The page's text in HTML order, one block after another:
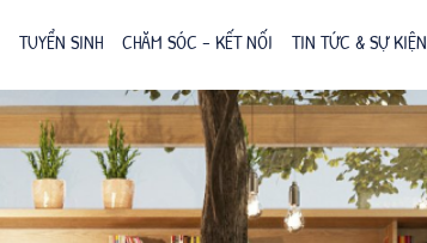
TUYỂN SINH CHĂM SÓC – KẾT NỐI TIN TỨC & SỰ KIỆN